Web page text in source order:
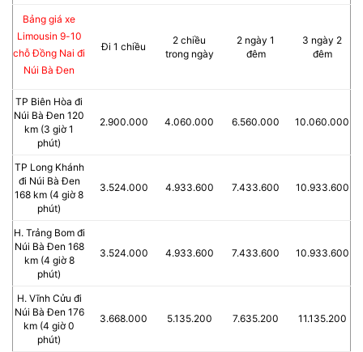
Bảng giá xe
Limousin 9-10
chỗ Đồng Nai đi
Núi Bà Đen
Đi 1 chiều
2 chiều
trong ngày
2 ngày 1
đêm
3 ngày 2
đêm
TP Biên Hòa đi
Núi Bà Đen 120
km (3 giờ 1
phút)
2.900.000 4.060.000 6.560.000 10.060.000
TP Long Khánh
đi Núi Bà Đen
168 km (4 giờ 8
phút)
3.524.000 4.933.600 7.433.600 10.933.600
H. Trảng Bom đi
Núi Bà Đen 168
km (4 giờ 8
phút)
3.524.000 4.933.600 7.433.600 10.933.600
H. Vĩnh Cửu đi
Núi Bà Đen 176
km (4 giờ 0
phút)
3.668.000 5.135.200 7.635.200 11.135.200